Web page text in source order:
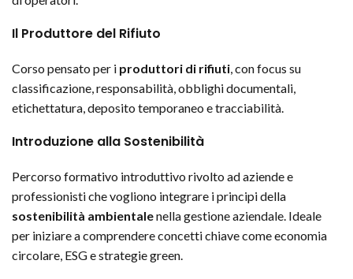
Il Produttore del Rifiuto
Corso pensato per i produttori di rifiuti, con focus su
classificazione, responsabilità, obblighi documentali,
etichettatura, deposito temporaneo e tracciabilità.
Introduzione alla Sostenibilità
Percorso formativo introduttivo rivolto ad aziende e
professionisti che vogliono integrare i principi della
sostenibilità ambientalenella gestione aziendale. Ideale
per iniziare a comprendere concetti chiave come economia
circolare, ESG e strategie green.